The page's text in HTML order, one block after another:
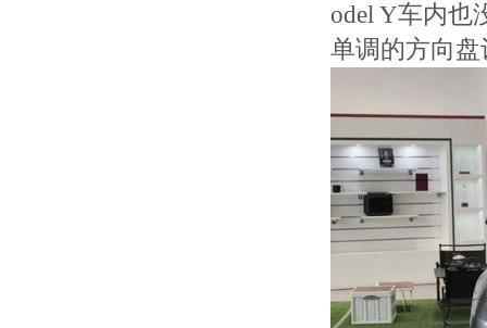
odel Y车内也
单调的方向